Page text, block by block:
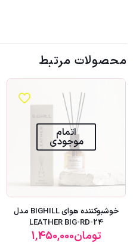
محصولات مرتبط
اتمام
موجودی
خوشبوکننده هوای BIGHILL مدل
LEATHER BIG-RD-24
تومان1,450,000